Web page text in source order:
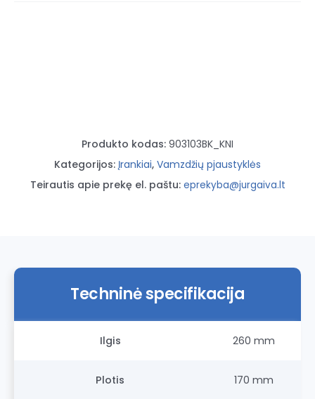
Produkto kodas: 903103BK_KNI
Kategorijos: Įrankiai, Vamzdžių pjaustyklės
Teirautis apie prekę el. paštu: eprekyba@jurgaiva.lt
Techninė specifikacija
Ilgis 260 mm
Plotis 170 mm